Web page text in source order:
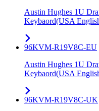
Austin Hughes 1U
Keybaord(USA
96KVM-R19V8C-EU
Austin Hughes 1U
Keybaord(USA
96KVM-R19V8C-UK